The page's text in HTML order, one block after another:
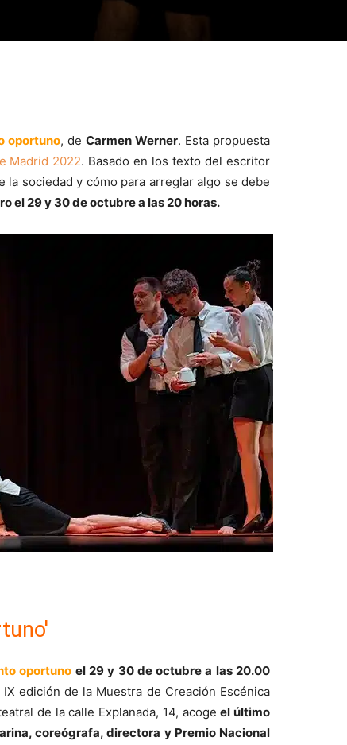
oportuno, de Carmen Werner. Esta propuesta
Madrid 2022. Basado en los texto del escritor
la sociedad y cómo para arreglar algo se debe
el 29 y 30 de octubre a las 20 horas.
oportuno el 29 y 30 de octubre a las 20.00
edición de la Muestra de Creación Escénica
de la calle Explanada, 14, acogeel último
coreógrafa, directora y Premio Nacional